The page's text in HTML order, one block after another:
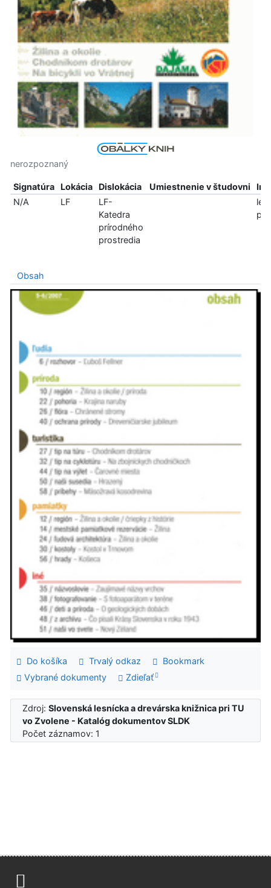
nerozpoznaný
Signatúra Lokácia Dislokácia Umiestnenie v študovni
N/A
LF
LF-
Katedra
prírodného
prostredia
len
Obsah
Do košíka Trvalý odkaz
Bookmark
Vybrané dokumenty
Zdieľať
Zdroj:Slovenská lesnícka a drevárska knižnica pri TU
vo Zvolene - Katalóg dokumentov SLDK
Počet záznamov: 1